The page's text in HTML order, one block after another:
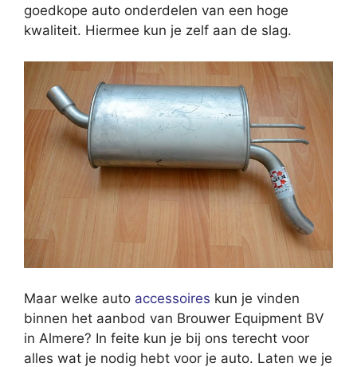
goedkope auto onderdelen van een hoge
kwaliteit. Hiermee kun je zelf aan de slag.
Maar welke auto accessoires kun je vinden
binnen het aanbod van Brouwer Equipment BV
in Almere? In feite kun je bij ons terecht voor
alles wat je nodig hebt voor je auto. Laten we je